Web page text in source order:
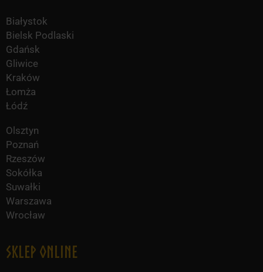
Białystok
Bielsk Podlaski
Gdańsk
Gliwice
Kraków
Łomża
Łódź
Olsztyn
Poznań
Rzeszów
Sokółka
Suwałki
Warszawa
Wrocław
Sklep online